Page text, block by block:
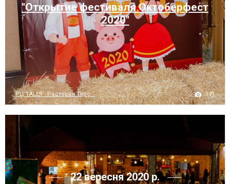
"Открытие фестиваля Октоберфест
2020"
РЦ TALER - Ресторан Торс... 191
22 вересня 2020 р.